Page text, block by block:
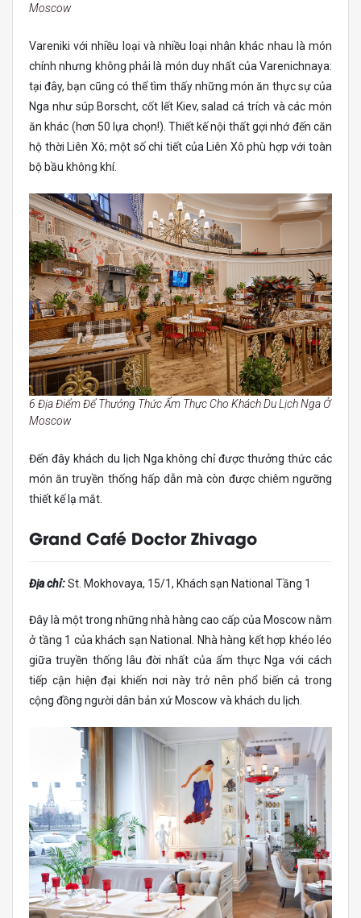
Moscow
Vareniki với nhiều loại và nhiều loại nhân khác nhau là món
chính nhưng không phải là món duy nhất của Varenichnaya:
tại đây, bạn cũng có thể tìm thấy những món ăn thực sự của
Nga như súp Borscht, cốt lết Kiev, salad cá trích và các món
ăn khác (hơn 50 lựa chọn!). Thiết kế nội thất gợi nhớ đến căn
hộ thời Liên Xô; một số chi tiết của Liên Xô phù hợp với toàn
bộ bầu không khí.
6 Địa Điểm Để Thưởng Thức Ẩm Thực Cho Khách Du Lịch Nga Ở
Moscow
Đến đây khách du lịch Nga không chỉ được thưởng thức các
món ăn truyền thống hấp dẫn mà còn được chiêm ngưỡng
thiết kế lạ mắt.
Grand Café Doctor Zhivago
Địa chỉ:St. Mokhovaya, 15/1, Khách sạn National Tầng 1
Đây là một trong những nhà hàng cao cấp của Moscow nằm
ở tầng 1 của khách sạn National. Nhà hàng kết hợp khéo léo
giữa truyền thống lâu đời nhất của ẩm thực Nga với cách
tiếp cận hiện đại khiến nơi này trở nên phổ biến cả trong
cộng đồng người dân bản xứ Moscow và khách du lịch.